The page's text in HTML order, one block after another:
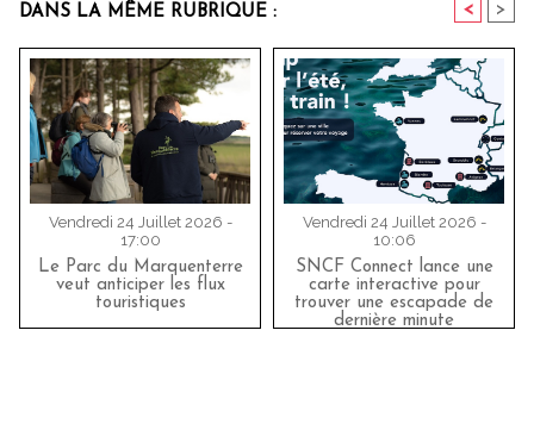
DANS LA MÊME RUBRIQUE : < >
Vendredi 24 Juillet 2026 -
17:00
Le Parc du Marquenterre
veut anticiper les flux
touristiques
Vendredi 24 Juillet 2026 -
10:06
SNCF Connect lance une
carte interactive pour
trouver une escapade de
dernière minute